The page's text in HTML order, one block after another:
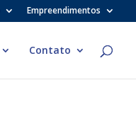
Empreendimentos
Contato